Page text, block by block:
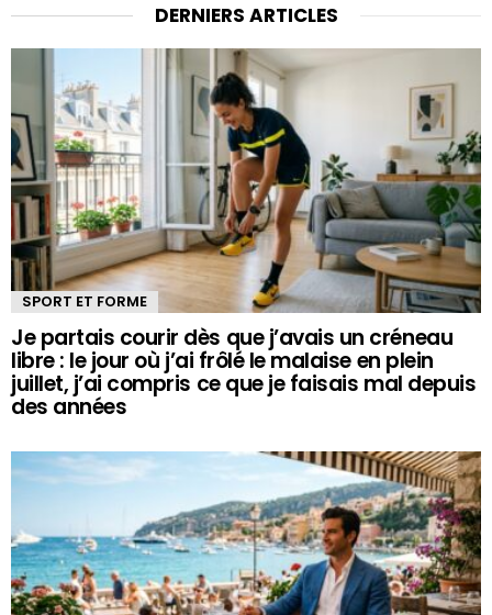
DERNIERS ARTICLES
SPORT ET FORME
Je partais courir dès que j’avais un créneau
libre : le jour où j’ai frôlé le malaise en plein
juillet, j’ai compris ce que je faisais mal depuis
des années